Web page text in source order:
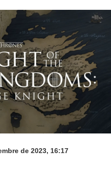
fans de Juego de
de Jon Snow
de 2023, 16:17